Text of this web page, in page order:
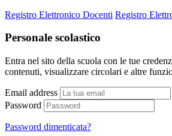
Registro Elettronico Docenti Registro
Personale scolastico
Entra nel sito della scuola con le tue
contenuti, visualizzare circolari e altre
Email address
Password
Password dimenticata?